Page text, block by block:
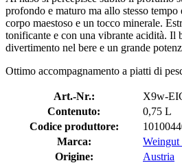
profondo e maturo ma allo stesso
corpo maestoso e un tocco minerale.
tonificante e con una vibrante acidità. Il
divertimento nel bere e un grande
Ottimo accompagnamento a piatti di
Art.-Nr.:
X9w-
Contenuto:
0,75 L
Codice produttore:
Marca:
Origine:
Austria